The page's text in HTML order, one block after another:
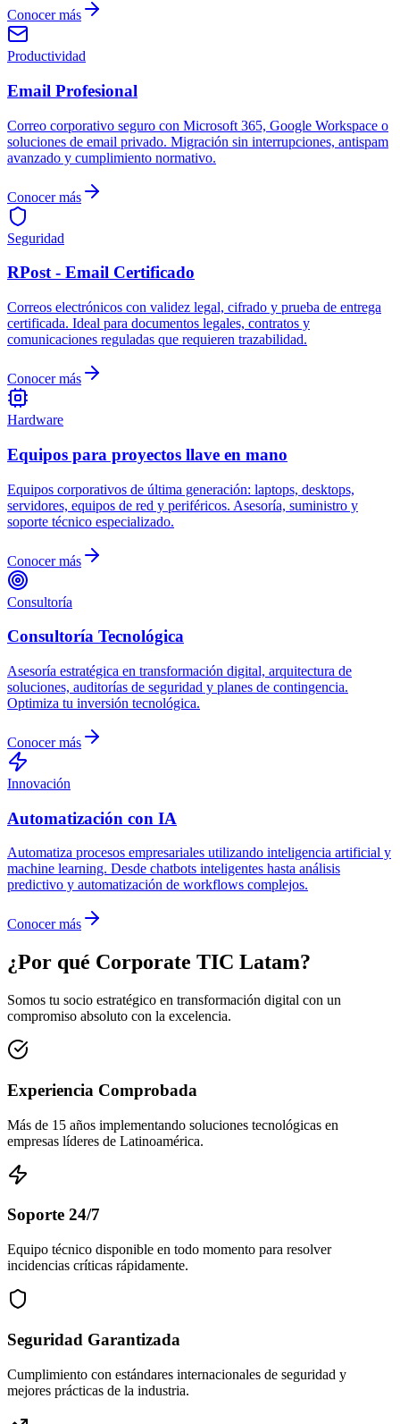
Conocer más
Productividad
Email Profesional
Correo corporativo seguro con Microsoft 365, Google Workspace o
soluciones de email privado. Migración sin interrupciones, antispam
avanzado y cumplimiento normativo.
Conocer más
Seguridad
RPost - Email Certificado
Correos electrónicos con validez legal, cifrado y prueba de entrega
certificada. Ideal para documentos legales, contratos y
comunicaciones reguladas que requieren trazabilidad.
Conocer más
Hardware
Equipos para proyectos llave en mano
Equipos corporativos de última generación: laptops, desktops,
servidores, equipos de red y periféricos. Asesoría, suministro y
soporte técnico especializado.
Conocer más
Consultoría
Consultoría Tecnológica
Asesoría estratégica en transformación digital, arquitectura de
soluciones, auditorías de seguridad y planes de contingencia.
Optimiza tu inversión tecnológica.
Conocer más
Innovación
Automatización con IA
Automatiza procesos empresariales utilizando inteligencia artificial y
machine learning. Desde chatbots inteligentes hasta análisis
predictivo y automatización de workflows complejos.
Conocer más
¿Por qué Corporate TIC Latam?
Somos tu socio estratégico en transformación digital con un
compromiso absoluto con la excelencia.
Experiencia Comprobada
Más de 15 años implementando soluciones tecnológicas en
empresas líderes de Latinoamérica.
Soporte 24/7
Equipo técnico disponible en todo momento para resolver
incidencias críticas rápidamente.
Seguridad Garantizada
Cumplimiento con estándares internacionales de seguridad y
mejores prácticas de la industria.